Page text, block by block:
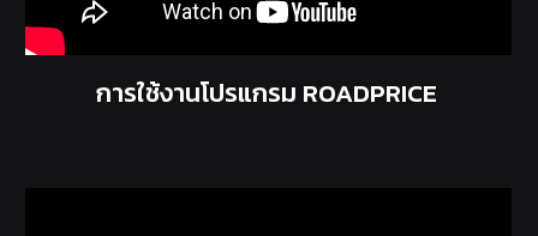
การใช้งานโปรแกรม ROADPRICE